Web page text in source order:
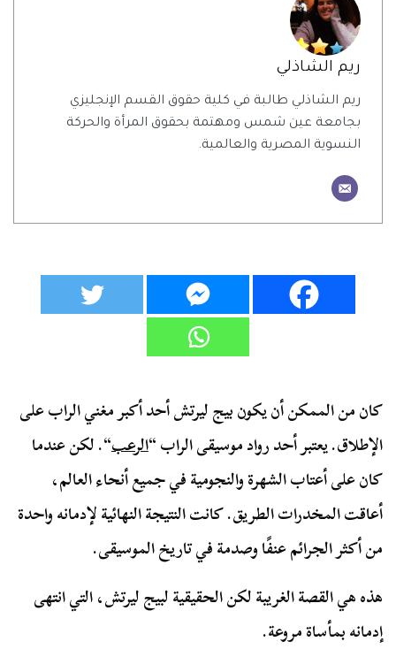
ريم الشاذلي
ريم الشاذلي طالبة في كلية حقوق القسم الإنجليزي
بجامعة عين شمس ومهتمة بحقوق المرأة والحركة
النسوية المصرية والعالمية.
كان من الممكن أن يكون بيج ليرتش أحد أكبر مغني الراب على
الإطلاق. يعتبر أحد رواد موسيقى الراب “الرعب“. لكن عندما
كان على أعتاب الشهرة والنجومية في جميع أنحاء العالم،
أعاقت المخدرات الطريق. كانت النتيجة النهائية لإدمانه واحدة
من أكثر الجرائم عنفًا وصدمة في تاريخ الموسيقى.
هذه هي القصة الغريبة لكن الحقيقية لبيج ليرتش، التي انتهى
إدمانه بمأساة مروعة.